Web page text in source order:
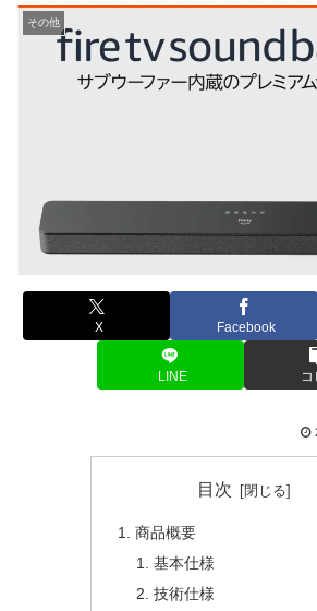
その他
X Facebook
LINE コ
目次
商品概要
基本仕様
技術仕様